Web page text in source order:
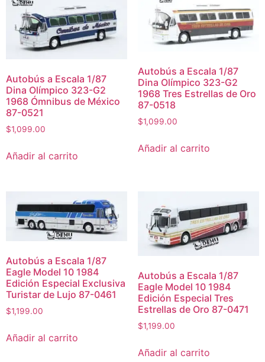
Autobús a Escala 1/87
Dina Olímpico 323-G2
1968 Ómnibus de México
87-0521
$1,099.00
Añadir al carrito
Autobús a Escala 1/87
Dina Olímpico 323-G2
1968 Tres Estrellas de Oro
87-0518
$1,099.00
Añadir al carrito
Autobús a Escala 1/87
Eagle Model 10 1984
Edición Especial Exclusiva
Turistar de Lujo 87-0461
$1,199.00
Añadir al carrito
Autobús a Escala 1/87
Eagle Model 10 1984
Edición Especial Tres
Estrellas de Oro 87-0471
$1,199.00
Añadir al carrito